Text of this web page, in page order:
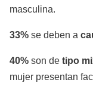
masculina.
33% se deben a
40% son de tipo
mujer presentan